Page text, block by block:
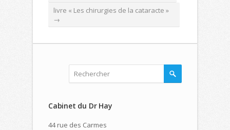
livre « Les chirurgies de la cataracte »
→
Cabinet du Dr Hay
44 rue des Carmes